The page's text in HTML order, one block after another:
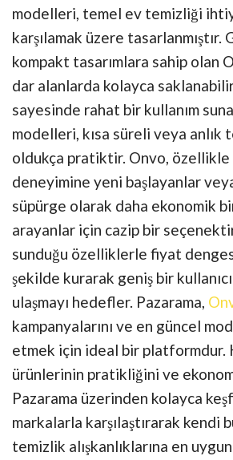
modelleri, temel ev temizliği
karşılamak üzere tasarlanmıştır.
kompakt tasarımlara sahip olan
dar alanlarda kolayca
sayesinde rahat bir kullanım
modelleri, kısa süreli veya anlık
oldukça pratiktir. Onvo, özellikle
deneyimine yeni başlayanlar
süpürge olarak daha ekonomik
arayanlar için cazip bir
sunduğu özelliklerle fiyat
şekilde kurarak geniş bir
ulaşmayı hedefler. Pazarama,
kampanyalarını ve en güncel
etmek için ideal bir platformdur.
ürünlerinin pratikliğini ve
Pazarama üzerinden kolayca
markalarla karşılaştırarak kendi
temizlik alışkanlıklarına en